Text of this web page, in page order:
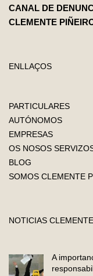
CANAL DE
CLEMENTE
ENLLAÇOS
PARTICULARES
AUTÓNOMOS
EMPRESAS
OS NOSOS
BLOG
SOMOS CLEMENTE
NOTICIAS
A